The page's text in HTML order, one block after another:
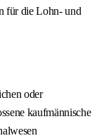
für die Lohn- und
oder
kaufmännische